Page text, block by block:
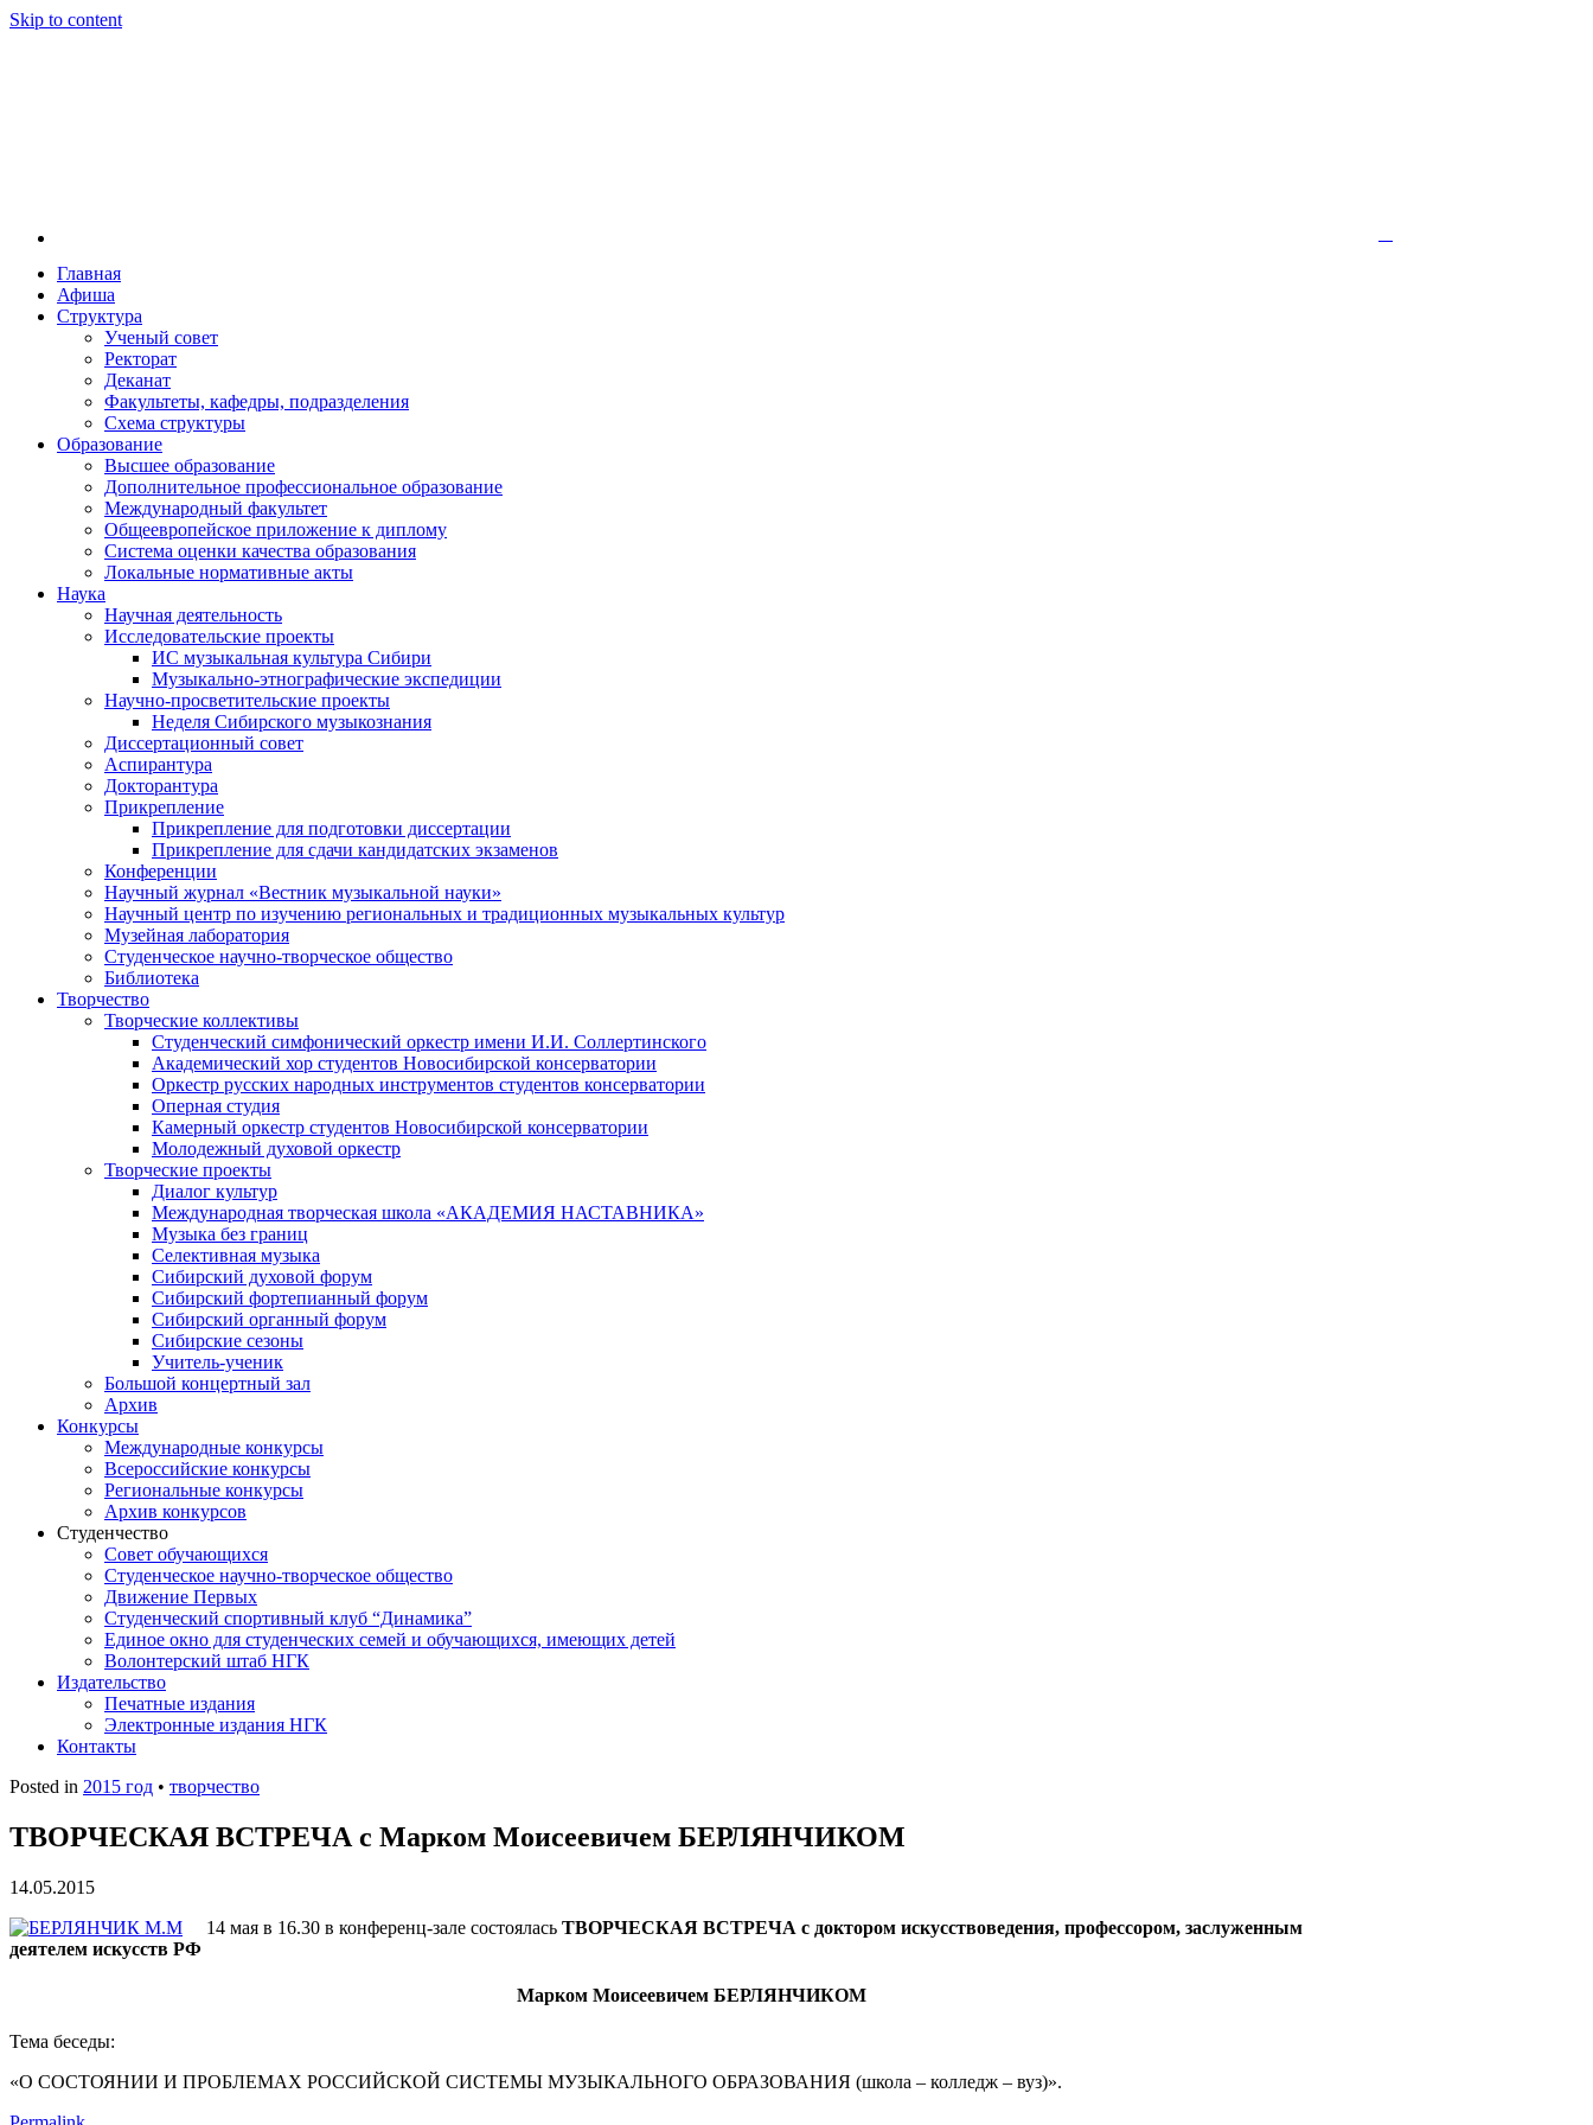
Skip to content
Новосибирская государственная консерватория имени М. И. Глинки
Новосибирская государственная консерватория имени М. И. Глинки — высшее музыкальное учебное заведение в Новосибирске. Основанная в 1956
году распоряжением совмина РСФСР и указом министерства культуры РСФСР, консерватория стала первым музыкальным высшим учебным
заведением в Сибири[2] и до сих пор остаётся единственным за пределами европейской части России[3]. С 1957 года она носит имя Михаила Ивановича
Глинки.
Главная
Афиша
Структура
Ученый совет
Ректорат
Деканат
Факультеты, кафедры, подразделения
Схема структуры
Образование
Высшее образование
Дополнительное профессиональное образование
Международный факультет
Общеевропейское приложение к диплому
Система оценки качества образования
Локальные нормативные акты
Наука
Научная деятельность
Исследовательские проекты
ИС музыкальная культура Сибири
Музыкально-этнографические экспедиции
Научно-просветительские проекты
Неделя Сибирского музыкознания
Диссертационный совет
Аспирантура
Докторантура
Прикрепление
Прикрепление для подготовки диссертации
Прикрепление для сдачи кандидатских экзаменов
Конференции
Научный журнал «Вестник музыкальной науки»
Научный центр по изучению региональных и традиционных музыкальных культур
Музейная лаборатория
Студенческое научно-творческое общество
Библиотека
Творчество
Творческие коллективы
Студенческий симфонический оркестр имени И.И. Соллертинского
Академический хор студентов Новосибирской консерватории
Оркестр русских народных инструментов студентов консерватории
Оперная студия
Камерный оркестр студентов Новосибирской консерватории
Молодежный духовой оркестр
Творческие проекты
Диалог культур
Международная творческая школа «АКАДЕМИЯ НАСТАВНИКА»
Музыка без границ
Селективная музыка
Сибирский духовой форум
Сибирский фортепианный форум
Сибирский органный форум
Сибирские сезоны
Учитель-ученик
Большой концертный зал
Архив
Конкурсы
Международные конкурсы
Всероссийские конкурсы
Региональные конкурсы
Архив конкурсов
Студенчество
Совет обучающихся
Студенческое научно-творческое общество
Движение Первых
Студенческий спортивный клуб “Динамика”
Единое окно для студенческих семей и обучающихся, имеющих детей
Волонтерский штаб НГК
Издательство
Печатные издания
Электронные издания НГК
Контакты
Posted in 2015 год • творчество
ТВОРЧЕСКАЯ ВСТРЕЧА с Марком Моисеевичем БЕРЛЯНЧИКОМ
14.05.2015
14 мая в 16.30 в конференц-зале состоялась ТВОРЧЕСКАЯ ВСТРЕЧА с доктором искусствоведения, профессором, заслуженным
деятелем искусств РФ
Марком Моисеевичем БЕРЛЯНЧИКОМ
Тема беседы:
«О СОСТОЯНИИ И ПРОБЛЕМАХ РОССИЙСКОЙ СИСТЕМЫ МУЗЫКАЛЬНОГО ОБРАЗОВАНИЯ (школа – колледж – вуз)».